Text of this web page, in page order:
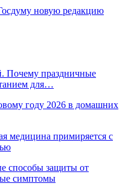
новую редакцию
Почему праздничные
для…
году 2026 в домашних
медицина примиряется с
способы защиты от
симптомы